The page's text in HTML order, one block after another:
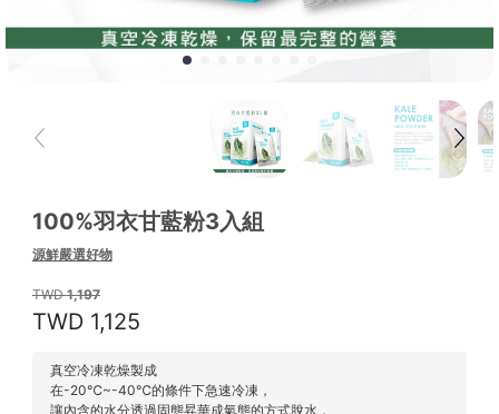
100%羽衣甘藍粉3入組
源鮮嚴選好物
1,197
1,125
真空冷凍乾燥製成
在-20℃~-40℃的條件下急速冷凍，
讓內含的水分透過固態昇華成氣態的方式脫水，